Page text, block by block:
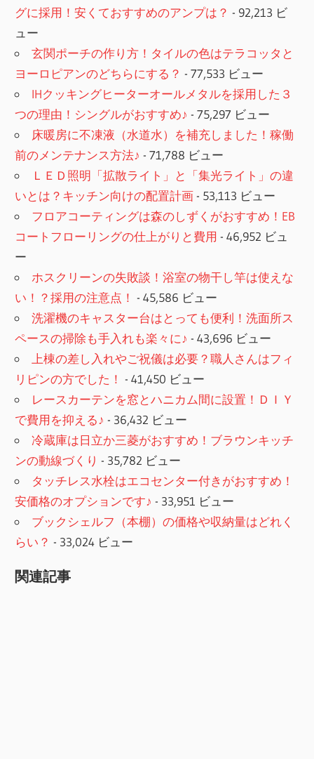
グに採用！安くておすすめのアンプは？ - 92,213 ビ
ュー
玄関ポーチの作り方！タイルの色はテラコッタと
ヨーロピアンのどちらにする？ - 77,533 ビュー
IHクッキングヒーターオールメタルを採用した３
つの理由！シングルがおすすめ♪ - 75,297 ビュー
床暖房に不凍液（水道水）を補充しました！稼働
前のメンテナンス方法♪ - 71,788 ビュー
ＬＥＤ照明「拡散ライト」と「集光ライト」の違
いとは？キッチン向けの配置計画- 53,113 ビュー
フロアコーティングは森のしずくがおすすめ！EB
コートフローリングの仕上がりと費用 - 46,952 ビュ
ー
ホスクリーンの失敗談！浴室の物干し竿は使えな
い！？採用の注意点！ - 45,586 ビュー
洗濯機のキャスター台はとっても便利！洗面所ス
ペースの掃除も手入れも楽々に♪ - 43,696 ビュー
上棟の差し入れやご祝儀は必要？職人さんはフィ
リピンの方でした！ - 41,450 ビュー
レースカーテンを窓とハニカム間に設置！ＤＩＹ
で費用を抑える♪ - 36,432 ビュー
冷蔵庫は日立か三菱がおすすめ！ブラウンキッチ
ンの動線づくり - 35,782 ビュー
タッチレス水栓はエコセンター付きがおすすめ！
安価格のオプションです♪ - 33,951 ビュー
ブックシェルフ（本棚）の価格や収納量はどれく
らい？ - 33,024 ビュー
関連記事